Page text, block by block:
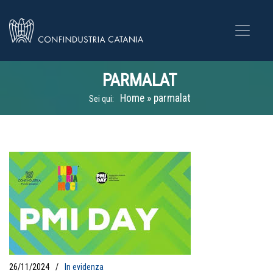
PARMALAT
Sei qui: Home» parmalat
26/11/2024 In evidenza